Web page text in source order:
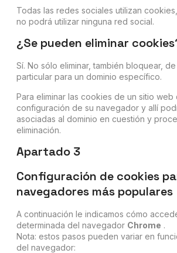
Todas las redes sociales utilizan
no podrá utilizar ninguna red social.
¿Se pueden eliminar
Sí. No sólo eliminar, también bloquear,
particular para un dominio específico.
Para eliminar las cookies de un sitio web
configuración de su navegador y allí
asociadas al dominio en cuestión y
eliminación.
Apartado 3
Configuración de cookies
navegadores más populares
A continuación le indicamos cómo
determinada del navegador Chrome .
Nota: estos pasos pueden variar en
del navegador: